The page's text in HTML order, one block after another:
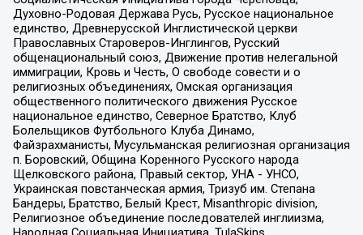
Духовно-Родовая Держава Русь, Русское национальное
единство, Древнерусской Инглистической церкви
Православных Староверов-Инглингов, Русский
общенациональный союз, Движение против нелегальной
иммиграции, Кровь и Честь, О свободе совести и о
религиозных объединениях, Омская организация
общественного политического движения Русское
национальное единство, Северное Братство, Клуб
Болельщиков Футбольного Клуба Динамо,
Файзрахманисты, Мусульманская религиозная организация
п. Боровский, Община Коренного Русского народа
Щелковского района, Правый сектор, УНА - УНСО,
Украинская повстанческая армия, Тризуб им. Степана
Бандеры, Братство, Белый Крест, Misanthropic division,
Религиозное объединение последователей инглиизма,